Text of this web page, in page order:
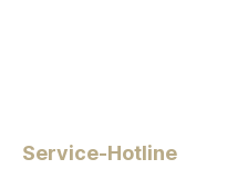
Service-Hotline